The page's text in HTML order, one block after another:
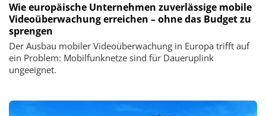
Wie europäische Unternehmen zuverlässige mobile
Videoüberwachung erreichen – ohne das Budget zu
sprengen
Der Ausbau mobiler Videoüberwachung in Europa trifft auf
ein Problem: Mobilfunknetze sind für Daueruplink
ungeeignet.